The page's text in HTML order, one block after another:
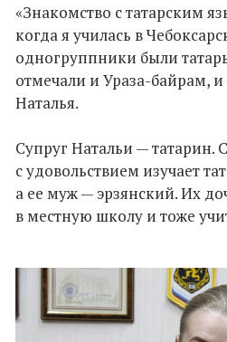
«Знакомство с татарским
когда я училась в
одногруппники были
отмечали и Ураза-байрам,
Наталья.
Супруг Натальи — татарин.
с удовольствием изучает
а ее муж — эрзянский. Их
в местную школу и тоже